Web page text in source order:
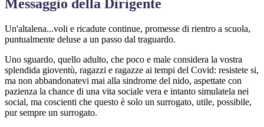
Messaggio della Dirigente
Un'altalena...voli e ricadute continue, promesse di rientro a scuola,
puntualmente deluse a un passo dal traguardo.
Uno sguardo, quello adulto, che poco e male considera la vostra
splendida gioventù, ragazzi e ragazze ai tempi del Covid: resistete si,
ma non abbandonatevi mai alla sindrome del nido, aspettate con
pazienza la chance di una vita sociale vera e intanto simulatela nei
social, ma coscienti che questo è solo un surrogato, utile, possibile,
pur sempre un surrogato.